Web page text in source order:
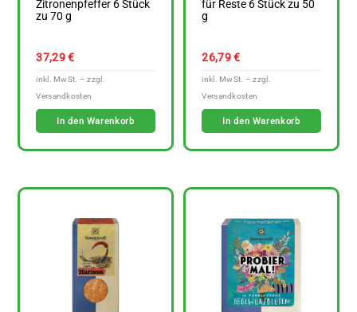
Zitronenpfeffer 6 Stück
zu 70 g
37,29€
In den Warenkorb
für Reste 6 Stück zu 50
g
26,79€
In den Warenkorb